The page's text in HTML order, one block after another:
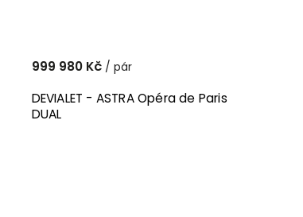
DEVIALET - ASTRA Opéra de Paris
DUAL
999 980 Kč / pár